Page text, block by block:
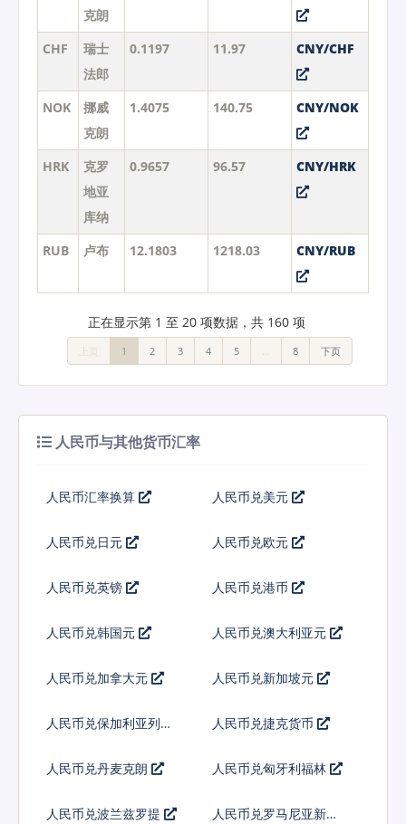
克朗
CHF
瑞士
法郎
0.1197 11.97 CNY/CHF
NOK
挪威
克朗
1.4075 140.75 CNY/NOK
HRK
克罗
地亚
库纳
0.9657 96.57 CNY/HRK
RUB 卢布 12.1803 1218.03 CNY/RUB
正在显示第 1 至 20 项数据，共 160 项
上页 1 2 3 4 5 … 8 下页
人民币与其他货币汇率
人民币汇率换算 人民币兑美元
人民币兑日元 人民币兑欧元
人民币兑英镑 人民币兑港币
人民币兑韩国元 人民币兑澳大利亚元
人民币兑加拿大元 人民币兑新加坡元
人民币兑保加利亚列弗 人民币兑捷克货币
人民币兑丹麦克朗 人民币兑匈牙利福林
人民币兑波兰兹罗提
人民币兑罗马尼亚新列